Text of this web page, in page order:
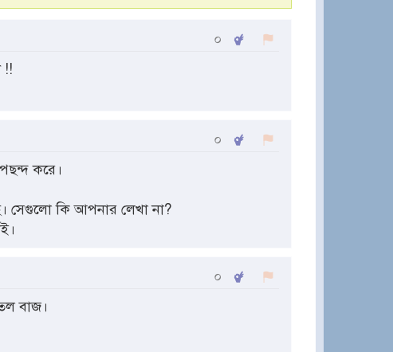
০
!!
০
করে।
সেগুলো কি আপনার লেখা না?
০
বাজ।